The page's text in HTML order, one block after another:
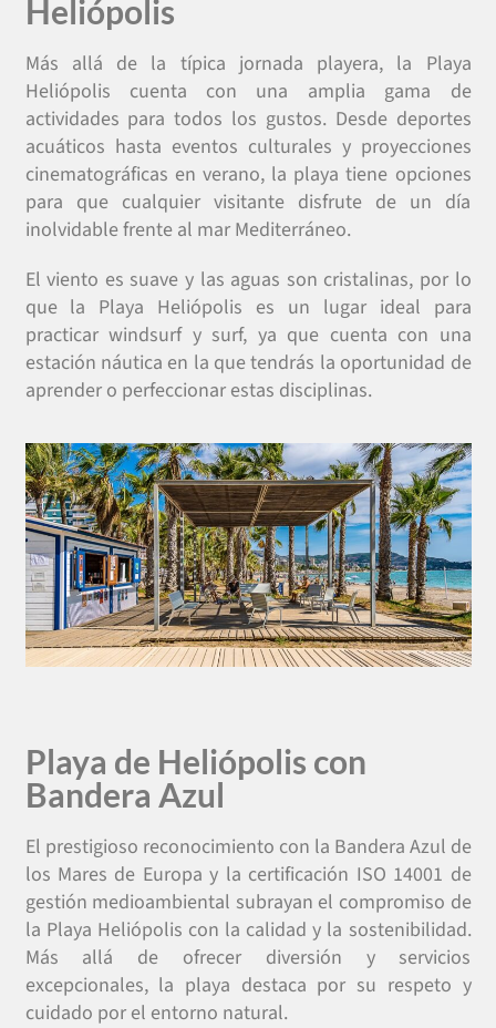
Heliópolis
Más allá de la típica jornada playera, la Playa
Heliópolis cuenta con una amplia gama de
actividades para todos los gustos. Desde deportes
acuáticos hasta eventos culturales y proyecciones
cinematográficas en verano, la playa tiene opciones
para que cualquier visitante disfrute de un día
inolvidable frente al mar Mediterráneo.
El viento es suave y las aguas son cristalinas, por lo
que la Playa Heliópolis es un lugar ideal para
practicar windsurf y surf, ya que cuenta con una
estación náutica en la que tendrás la oportunidad de
aprender o perfeccionar estas disciplinas.
Playa de Heliópolis con
Bandera Azul
El prestigioso reconocimiento con la Bandera Azul de
los Mares de Europa y la certificación ISO 14001 de
gestión medioambiental subrayan el compromiso de
la Playa Heliópolis con la calidad y la sostenibilidad.
Más allá de ofrecer diversión y servicios
excepcionales, la playa destaca por su respeto y
cuidado por el entorno natural.